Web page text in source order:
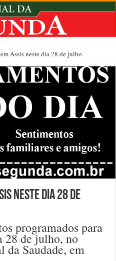
Assis neste dia 28 de julho
neste dia 28 de
programados para
28 de julho, no
Saudade, em